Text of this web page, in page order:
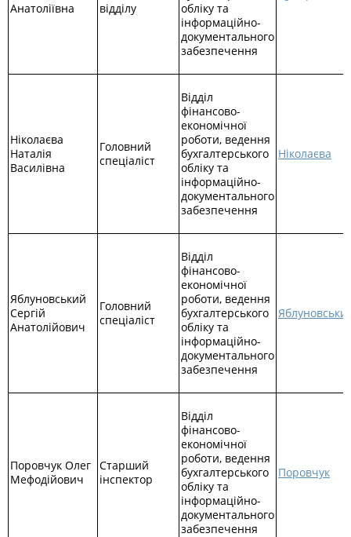
Анатоліївна
відділу
обліку та
інформаційно-
документального
забезпечення
Ніколаєва
Наталія
Василівна
Головний
спеціаліст
Відділ
фінансово-
економічної
роботи, ведення
бухгалтерського
обліку та
інформаційно-
документального
забезпечення
Ніколаєва
Яблуновський
Сергій
Анатолійович
Головний
спеціаліст
Відділ
фінансово-
економічної
роботи, ведення
бухгалтерського
обліку та
інформаційно-
документального
забезпечення
Поровчук Олег
Мефодійович
Старший
інспектор
Відділ
фінансово-
економічної
роботи, ведення
бухгалтерського
обліку та
інформаційно-
документального
забезпечення
Поровчук